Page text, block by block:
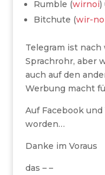
Rumble (wirnoi)
Bitchute (wir-
Telegram ist
Sprachrohr, aber
auch auf den
Werbung macht
Auf Facebook
worden…
Danke im Voraus
das – –